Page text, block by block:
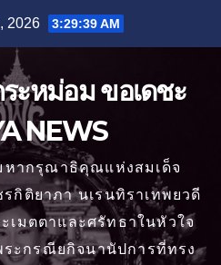
2026 3:29:41 AM
ะหม่อม ขอเดชะ
NEWS
หากรุณาธิคุณแห่งสมเด็จ
รกิติยาภา นเรนทิราเทพยวดี
เมตตาและศรัทธาในหัวใจ
ะกรณียกิจนานัปการที่ทรง